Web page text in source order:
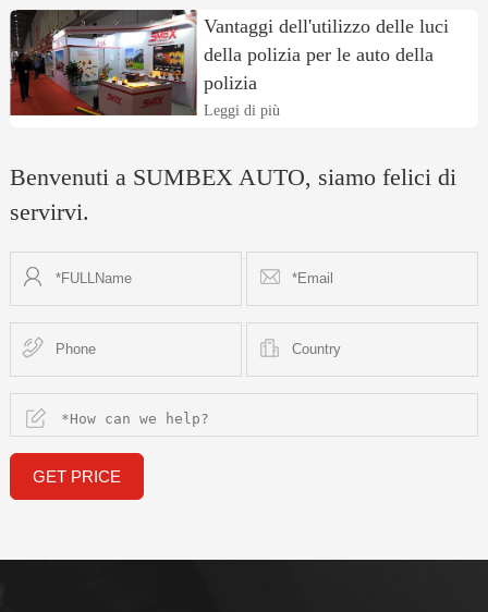
Vantaggi dell'utilizzo delle luci
della polizia per le auto della
polizia
Leggi di più
Benvenuti a SUMBEX AUTO, siamo felici di
servirvi.
GET PRICE